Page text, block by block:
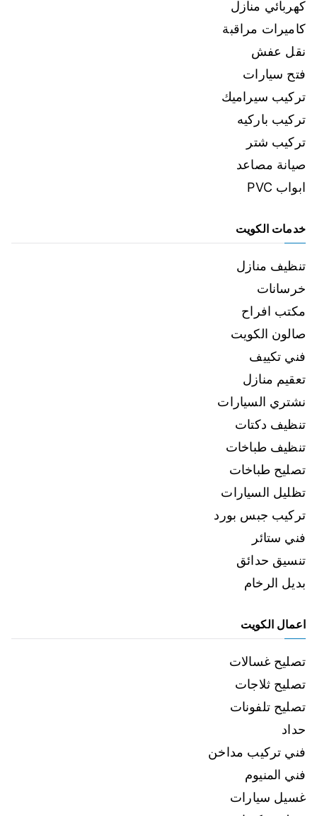
كهربائي منازل
كاميرات مراقبة
نقل عفش
فتح سيارات
تركيب سيراميك
تركيب باركيه
تركيب شتر
صيانة مصاعد
ابواب PVC
خدمات الكويت
تنظيف منازل
خرسانات
مكتب افراح
صالون الكويت
فني تكييف
تعقيم منازل
نشتري السيارات
تنظيف دكتات
تنظيف طباخات
تصليح طباخات
تظليل السيارات
تركيب جبس بورد
فني ستائر
تنسيق حدائق
بديل الرخام
اعمال الكويت
تصليح غسالات
تصليح ثلاجات
تصليح تلفونات
حداد
فني تركيب مداخن
فني المنيوم
غسيل سيارات